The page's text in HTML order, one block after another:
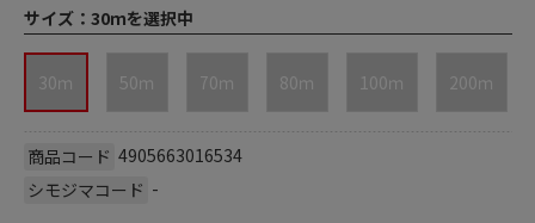
サイズ： 30ｍを選択中
30ｍ 50ｍ 70ｍ 80ｍ 100ｍ 200ｍ
商品コード 4905663016534
シモジマコード -